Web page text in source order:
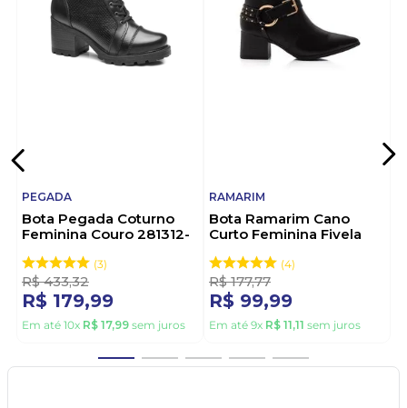
PEGADA
Bota Pegada Coturno
Feminina Couro 281312-
3
R$ 433,32
R$ 179,99
Em até 10x R$ 17,99 sem juros
RAMARIM
Bota Ramarim Cano
Curto Feminina Fivela
4
R$ 177,77
R$ 99,99
Em até 9x R$ 11,11 sem juros